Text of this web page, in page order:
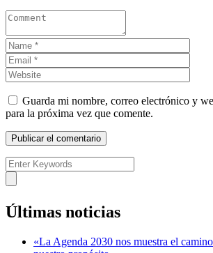
Guarda mi nombre, correo electrónico y
para la próxima vez que comente.
Últimas noticias
«La Agenda 2030 nos muestra el